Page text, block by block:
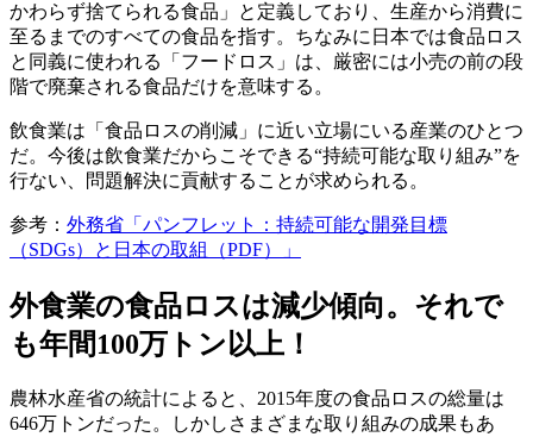
かわらず捨てられる食品」と定義しており、生産から消費に
至るまでのすべての食品を指す。ちなみに日本では食品ロス
と同義に使われる「フードロス」は、厳密には小売の前の段
階で廃棄される食品だけを意味する。
飲食業は「食品ロスの削減」に近い立場にいる産業のひとつ
だ。今後は飲食業だからこそできる“持続可能な取り組み”を
行ない、問題解決に貢献することが求められる。
参考： 外務省「パンフレット：持続可能な開発目標
（SDGs）と日本の取組（PDF）」
外食業の食品ロスは減少傾向。それで
も年間100万トン以上！
農林水産省の統計によると、2015年度の食品ロスの総量は
646万トンだった。しかしさまざまな取り組みの成果もあ